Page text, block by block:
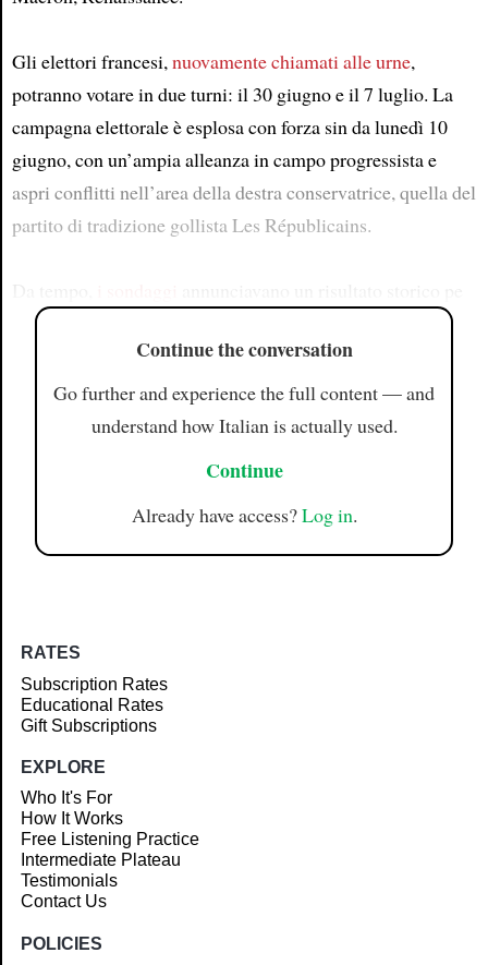
Gli elettori francesi,nuovamente chiamati alle urne,
potranno votare in due turni: il 30 giugno e il 7 luglio. La
campagna elettorale è esplosa con forza sin da lunedì 10
giugno, con un’ampia alleanza in campo progressista e
aspri conflitti nell’area della destra conservatrice, quella del
partito di tradizione gollista Les Républicains.
Continue the conversation
Go further and experience the full content — and
understand how Italian is actually used.
Continue
Already have access?Log in.
RATES
Subscription Rates
Educational Rates
Gift Subscriptions
EXPLORE
Who It's For
How It Works
Free Listening Practice
Intermediate Plateau
Testimonials
Contact Us
POLICIES